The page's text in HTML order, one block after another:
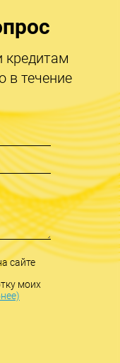
кредитам
в течение
сайте
моих